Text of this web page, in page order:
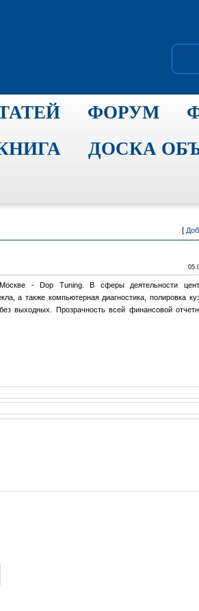
ФОРУМ
ДОСКА
[
- Dop Tuning. В сферы деятельности
а также компьютерная диагностика, полировка
выходных. Прозрачность всей финансовой